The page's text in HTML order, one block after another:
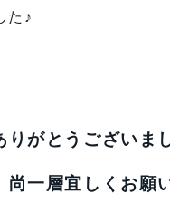
た♪
がとうございま
尚一層宜しくお願